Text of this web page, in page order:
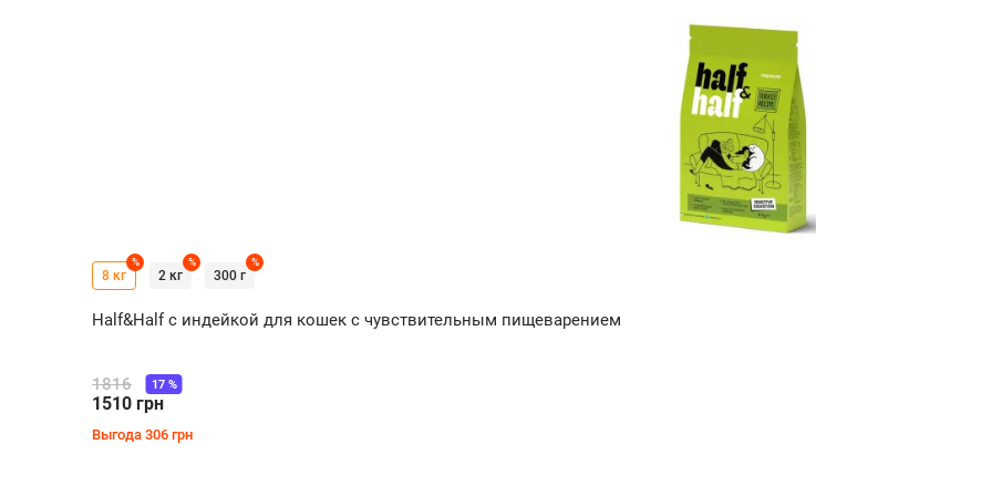
8 кг
%
2 кг
%
300 г
%
Half&Half с индейкой для кошек с чувствительным пищеварением
1816
1510 грн
17%
Выгода 306 грн